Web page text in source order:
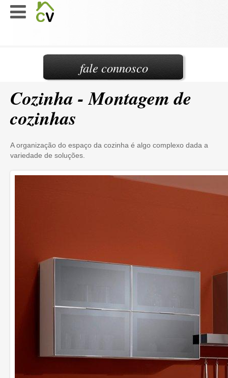
Cozinha - Montagem de
cozinhas
A organização do espaço da cozinha é algo complexo dada a
variedade de soluções.
fale connosco